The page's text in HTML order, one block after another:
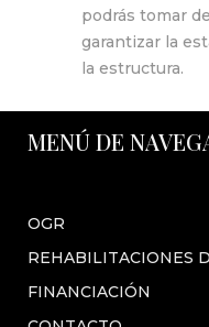
podrás tomar
garantizar la
la estructura.
MENÚ DE
OGR
REHABILITACIONES
FINANCIACIÓN